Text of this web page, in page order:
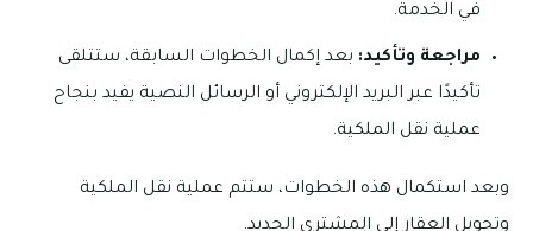
في الخدمة.
مراجعة وتأكيد: بعد إكمال الخطوات السابقة، ستتلقى
تأكيدًا عبر البريد الإلكتروني أو الرسائل النصية يفيد بنجاح
عملية نقل الملكية.
وبعد استكمال هذه الخطوات، ستتم عملية نقل الملكية
وتحويل العقار إلى المشتري الجديد.